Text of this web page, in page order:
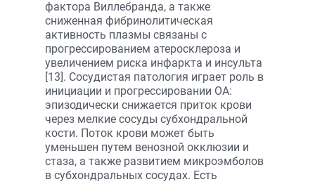
фактора Виллебранда, а также
сниженная фибринолитическая
активность плазмы связаны с
прогрессированием атеросклероза и
увеличением риска инфаркта и инсульта
[13]. Сосудистая патология играет роль в
инициации и прогрессировании ОА:
эпизодически снижается приток крови
через мелкие сосуды субхондральной
кости. Поток крови может быть
уменьшен путем венозной окклюзии и
стаза, а также развитием микроэмболов
в субхондральных сосудах. Есть